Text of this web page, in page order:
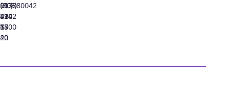
91
310
77
40
(305)
424
13
20
(10)
8942
6800
213880042